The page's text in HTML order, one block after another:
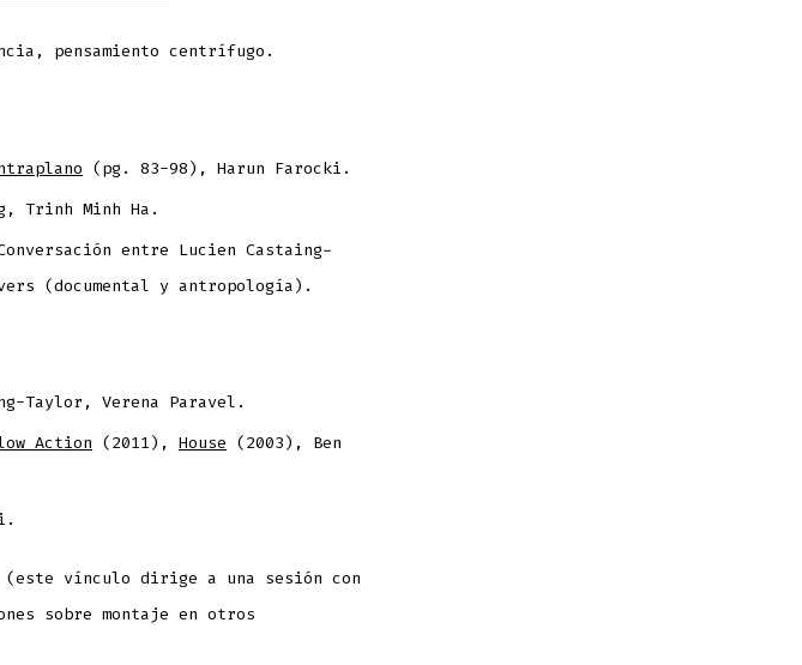
pensamiento centrífugo.
(pg. 83-98), Harun Farocki.
, Trinh Minh Ha.
entre Lucien Castaing-
(documental y antropología).
Taylor, Verena Paravel.
Action (2011), House (2003), Ben
(este vínculo dirige a una sesión con
sobre montaje en otros